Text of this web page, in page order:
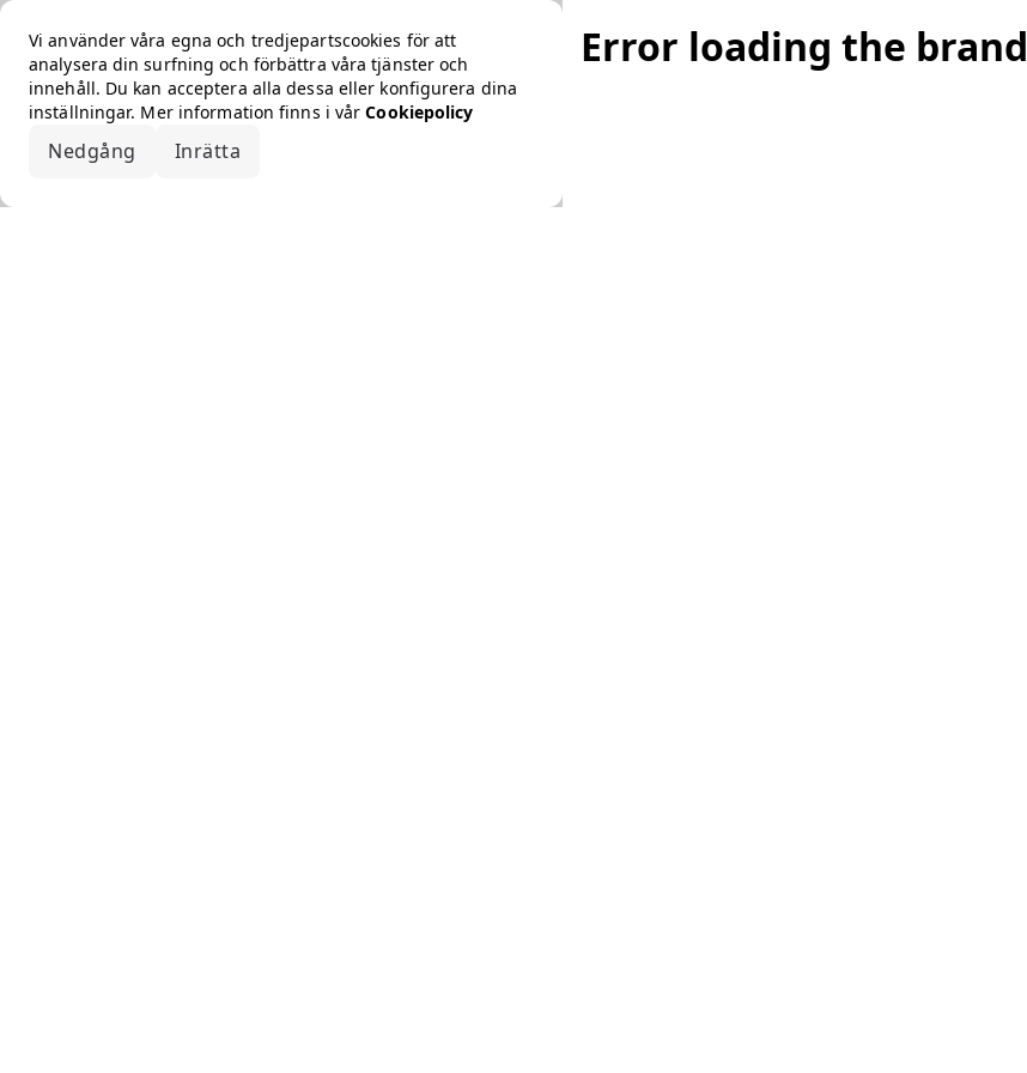
Vi använder våra egna och tredjepartscookies för att
analysera din surfning och förbättra våra tjänster och
innehåll. Du kan acceptera alla dessa eller konfigurera dina
inställningar. Mer information finns i vårCookiepolicy
Nedgång Inrätta
Error loading the brand